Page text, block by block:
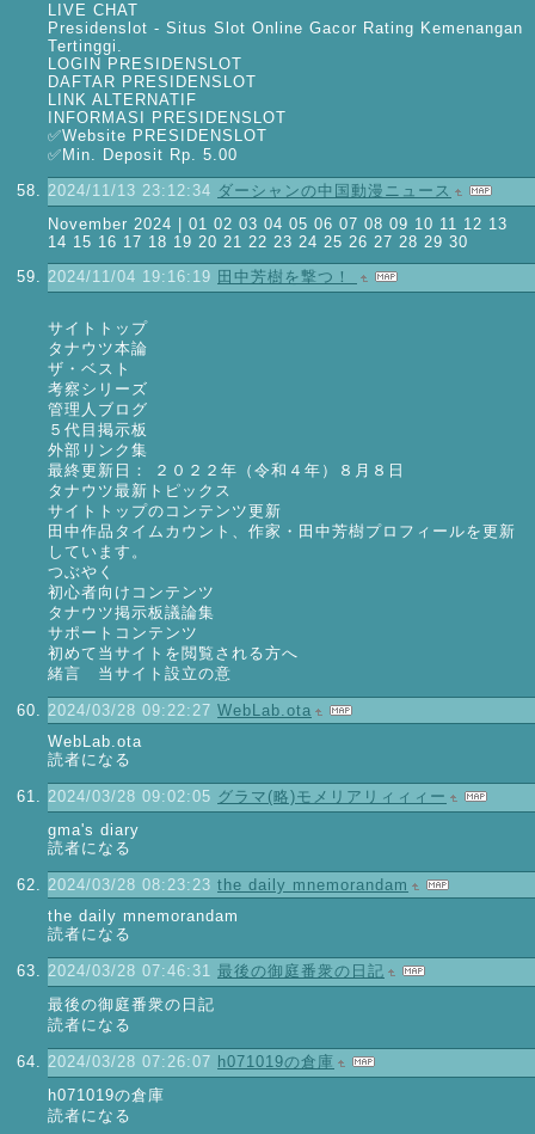
LIVE CHAT
Presidenslot - Situs Slot Online Gacor Rating Kemenangan
Tertinggi.
LOGIN PRESIDENSLOT
DAFTAR PRESIDENSLOT
LINK ALTERNATIF
INFORMASI PRESIDENSLOT
✅Website PRESIDENSLOT
✅Min. Deposit Rp. 5.00
2024/11/13 23:12:34 ダーシャンの中国動漫ニュース
November 2024 | 01 02 03 04 05 06 07 08 09 10 11 12 13
14 15 16 17 18 19 20 21 22 23 24 25 26 27 28 29 30
2024/11/04 19:16:19 田中芳樹を撃つ！
サイトトップ
タナウツ本論
ザ・ベスト
考察シリーズ
管理人ブログ
５代目掲示板
外部リンク集
最終更新日： ２０２２年（令和４年）８月８日
タナウツ最新トピックス
サイトトップのコンテンツ更新
田中作品タイムカウント、作家・田中芳樹プロフィールを更新
しています。
つぶやく
初心者向けコンテンツ
タナウツ掲示板議論集
サポートコンテンツ
‌初めて当サイトを閲覧される方へ
緒言 当サイト設立の意
2024/03/28 09:22:27 WebLab.ota
WebLab.ota
読者になる
2024/03/28 09:02:05 グラマ(略)モメリアリィィィー
gma's diary
読者になる
2024/03/28 08:23:23 the daily mnemorandam
the daily mnemorandam
読者になる
2024/03/28 07:46:31 最後の御庭番衆の日記
最後の御庭番衆の日記
読者になる
2024/03/28 07:26:07 h071019の倉庫
h071019の倉庫
読者になる